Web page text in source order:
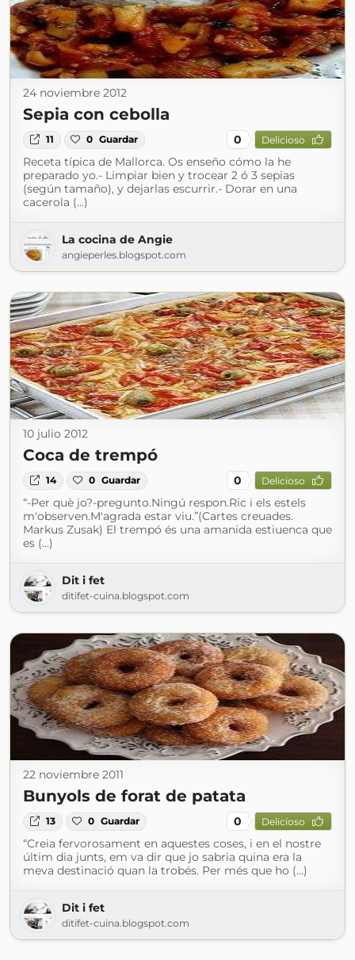
24 noviembre 2012
Sepia con cebolla
11 0 Guardar 0 Delicioso
Receta típica de Mallorca. Os enseño cómo la he
preparado yo.- Limpiar bien y trocear 2 ó 3 sepias
(según tamaño), y dejarlas escurrir.- Dorar en una
cacerola (...)
La cocina de Angie
angieperles.blogspot.com
10 julio 2012
Coca de trempó
14 0 Guardar 0 Delicioso
“-Per què jo?-pregunto.Ningú respon.Ric i els estels
m'observen.M'agrada estar viu.”(Cartes creuades.
Markus Zusak) El trempó és una amanida estiuenca que
es (...)
Dit i fet
ditifet-cuina.blogspot.com
22 noviembre 2011
Bunyols de forat de patata
13 0 Guardar 0 Delicioso
“Creia fervorosament en aquestes coses, i en el nostre
últim dia junts, em va dir que jo sabria quina era la
meva destinació quan la trobés. Per més que ho (...)
Dit i fet
ditifet-cuina.blogspot.com